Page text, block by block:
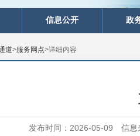
信息公开 政
道>服务网点>详细内容
发布时间：2026-05-09 信息